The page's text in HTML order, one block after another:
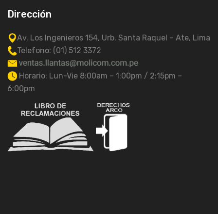
Dirección
Av. Los Ingenieros 154, Urb. Santa Raquel – Ate, Lima
Telefono: (01) 512 3372
Horario: Lun-Vie 8:00am – 1:00pm / 2:15pm –
6:00pm